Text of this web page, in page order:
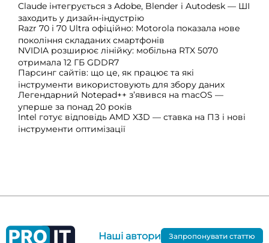
Claude інтегрується з Adobe, Blender і Autodesk — ШІ
заходить у дизайн-індустрію
Razr 70 і 70 Ultra офіційно: Motorola показала нове
покоління складаних смартфонів
NVIDIA розширює лінійку: мобільна RTX 5070
отримала 12 ГБ GDDR7
Парсинг сайтів: що це, як працює та які
інструменти використовують для збору даних
Легендарний Notepad++ з’явився на macOS —
уперше за понад 20 років
Intel готує відповідь AMD X3D — ставка на ПЗ і нові
інструменти оптимізації
Наші автори Запропонувати статтю